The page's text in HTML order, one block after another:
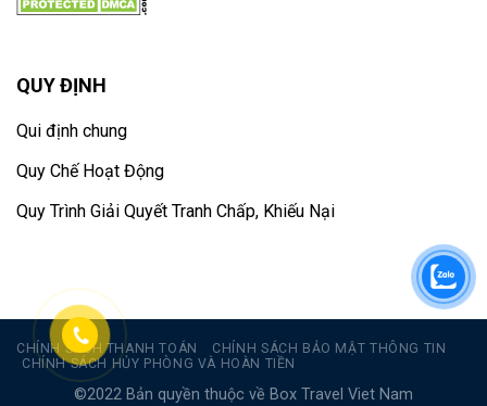
QUY ĐỊNH
Qui định chung
Quy Chế Hoạt Động
Quy Trình Giải Quyết Tranh Chấp, Khiếu Nại
CHÍNH SÁCH THANH TOÁN
CHÍNH SÁCH BẢO MẬT THÔNG TIN
CHÍNH SÁCH HỦY PHÒNG VÀ HOÀN TIỀN
©2022 Bản quyền thuộc về Box Travel Viet Nam